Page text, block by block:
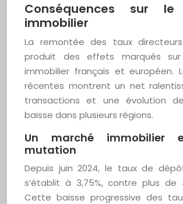
Conséquences sur le
immobilier
La remontée des taux
produit des effets marqués
immobilier français et européen.
récentes montrent un net
transactions et une évolution
baisse dans plusieurs régions.
Un marché immobilier
mutation
Depuis juin 2024, le taux de
s’établit à 3,75%, contre plus de
Cette baisse progressive des